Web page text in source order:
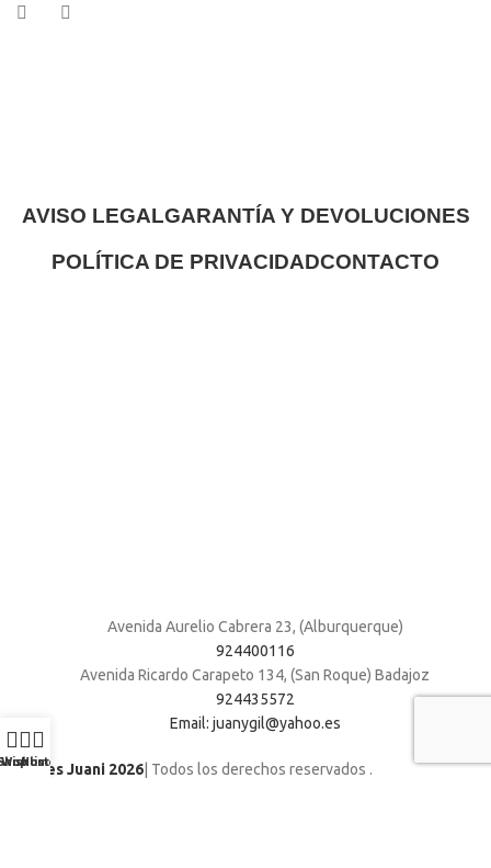
AVISO LEGALGARANTÍA Y DEVOLUCIONES
POLÍTICA DE PRIVACIDADCONTACTO
Avenida Aurelio Cabrera 23, (Alburquerque)
924400116
Avenida Ricardo Carapeto 134, (San Roque) Badajoz
924435572
Email: juanygil@yahoo.es
Muebles Juani 2026 | Todos los derechos reservados .
Wishlist
Home